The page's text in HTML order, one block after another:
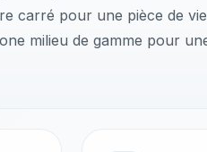
carré pour une pièce de
milieu de gamme pour